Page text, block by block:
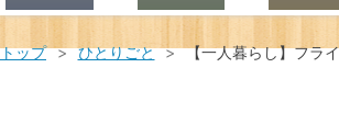
トップ > ひとりごと > 【一人暮らし】フラ